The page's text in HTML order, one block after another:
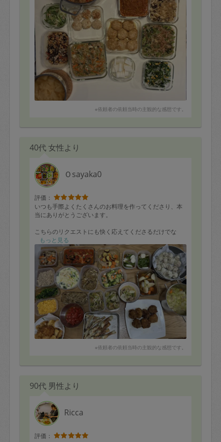
た。またよろしくお願いいたします。
※依頼者の依頼当時の主観的な感想です。
40代 女性より
Ｏsayaka0
評価：
いつも手際よくたくさんのお料理を作ってくださり、本
当にありがとうございます。
こちらのリクエストにも快く応えてくださるだけでな
く、細かな味付けまで丁寧に配慮してくださり、、
子どもも大満足のメニューと、大人も楽しめるメニュー
と、食卓に並ぶたびにとても幸せな気持ちになりす。
今回のものはまだアヒージョ、ちくわ揚げ、ミラノ風カ
ツレツしかいただいていませんが、どれもとても美味し
く、残りのお料理が今から待ち遠しいです。
お料理はもちろん、お人柄もとても素敵で、すっかり胃
袋をつかまれました。家族みんなで大ファンです！
今回も本当にありがとうございました。
もっと見る
※依頼者の依頼当時の主観的な感想です。
90代 男性より
Ricca
評価：